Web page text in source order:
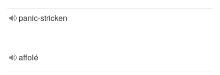
panic-stricken
affolé